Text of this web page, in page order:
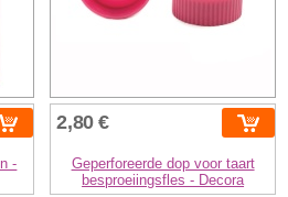
-
2,80 €
Geperforeerde dop voor taart
besproeiingsfles - Decora